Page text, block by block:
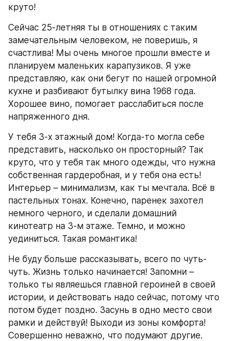
круто!
Сейчас 25-летняя ты в отношениях с таким
замечательным человеком, не поверишь, я
счастлива! Мы очень многое прошли вместе и
планируем маленьких карапузиков. Я уже
представляю, как они бегут по нашей огромной
кухне и разбивают бутылку вина 1968 года.
Хорошее вино, помогает расслабиться после
напряженного дня.
У тебя 3-х этажный дом! Когда-то могла себе
представить, насколько он просторный? Так
круто, что у тебя так много одежды, что нужна
собственная гардеробная, и у тебя она есть!
Интерьер – минимализм, как ты мечтала. Всё в
пастельных тонах. Конечно, паренек захотел
немного черного, и сделали домашний
кинотеатр на 3-м этаже. Темно, и можно
уединиться. Такая романтика!
Не буду больше рассказывать, всего по чуть-
чуть. Жизнь только начинается! Запомни –
только ты являешься главной героиней в своей
истории, и действовать надо сейчас, потому что
потом будет поздно. Засунь в одно место свои
рамки и действуй! Выходи из зоны комфорта!
Совершенно неважно, что подумают другие.